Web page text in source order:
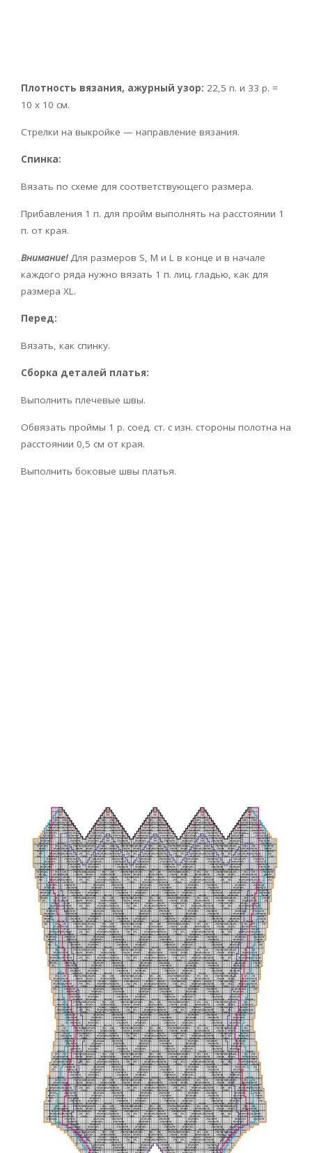
Плотность вязания, ажурный узор: 22,5 п. и 33 р. =
10 x 10 см.
Стрелки на выкройке — направление вязания.
Спинка:
Вязать по схеме для соответствующего размера.
Прибавления 1 п. для пройм выполнять на расстоянии 1
п. от края.
Внимание!Для размеров S, М и L в конце и в начале
каждого ряда нужно вязать 1 п. лиц. гладью, как для
размера ХL.
Перед:
Вязать, как спинку.
Сборка деталей платья:
Выполнить плечевые швы.
Обвязать проймы 1 р. соед. ст. с изн. стороны полотна на
расстоянии 0,5 см от края.
Выполнить боковые швы платья.